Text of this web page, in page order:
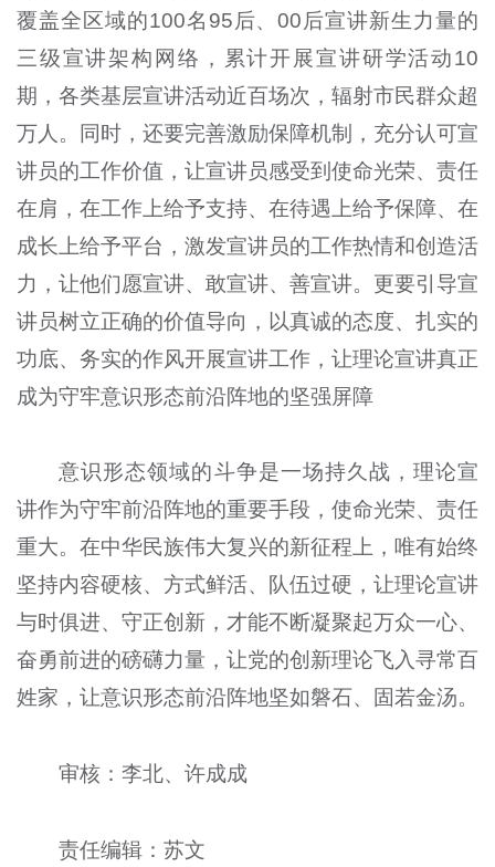
覆盖全区域的100名95后、00后宣讲新生力量的
三级宣讲架构网络，累计开展宣讲研学活动10
期，各类基层宣讲活动近百场次，辐射市民群众超
万人。同时，还要完善激励保障机制，充分认可宣
讲员的工作价值，让宣讲员感受到使命光荣、责任
在肩，在工作上给予支持、在待遇上给予保障、在
成长上给予平台，激发宣讲员的工作热情和创造活
力，让他们愿宣讲、敢宣讲、善宣讲。更要引导宣
讲员树立正确的价值导向，以真诚的态度、扎实的
功底、务实的作风开展宣讲工作，让理论宣讲真正
成为守牢意识形态前沿阵地的坚强屏障
意识形态领域的斗争是一场持久战，理论宣
讲作为守牢前沿阵地的重要手段，使命光荣、责任
重大。在中华民族伟大复兴的新征程上，唯有始终
坚持内容硬核、方式鲜活、队伍过硬，让理论宣讲
与时俱进、守正创新，才能不断凝聚起万众一心、
奋勇前进的磅礴力量，让党的创新理论飞入寻常百
姓家，让意识形态前沿阵地坚如磐石、固若金汤。
审核：李北、许成成
责任编辑：苏文